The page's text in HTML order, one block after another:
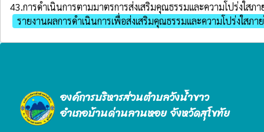
43.การดำเนินการตามมาตรการส่งเสริมคุณธรรมและความโปร่งใส
รายงานผลการดำเนินการเพื่อส่งเสริมคุณธรรมและความโปร่งใสภ
องค์การบริหารส่วนตำบลวังน้ำขาว
อำเภอบ้านด่านลานหอย จังหวัดสุโขทัย